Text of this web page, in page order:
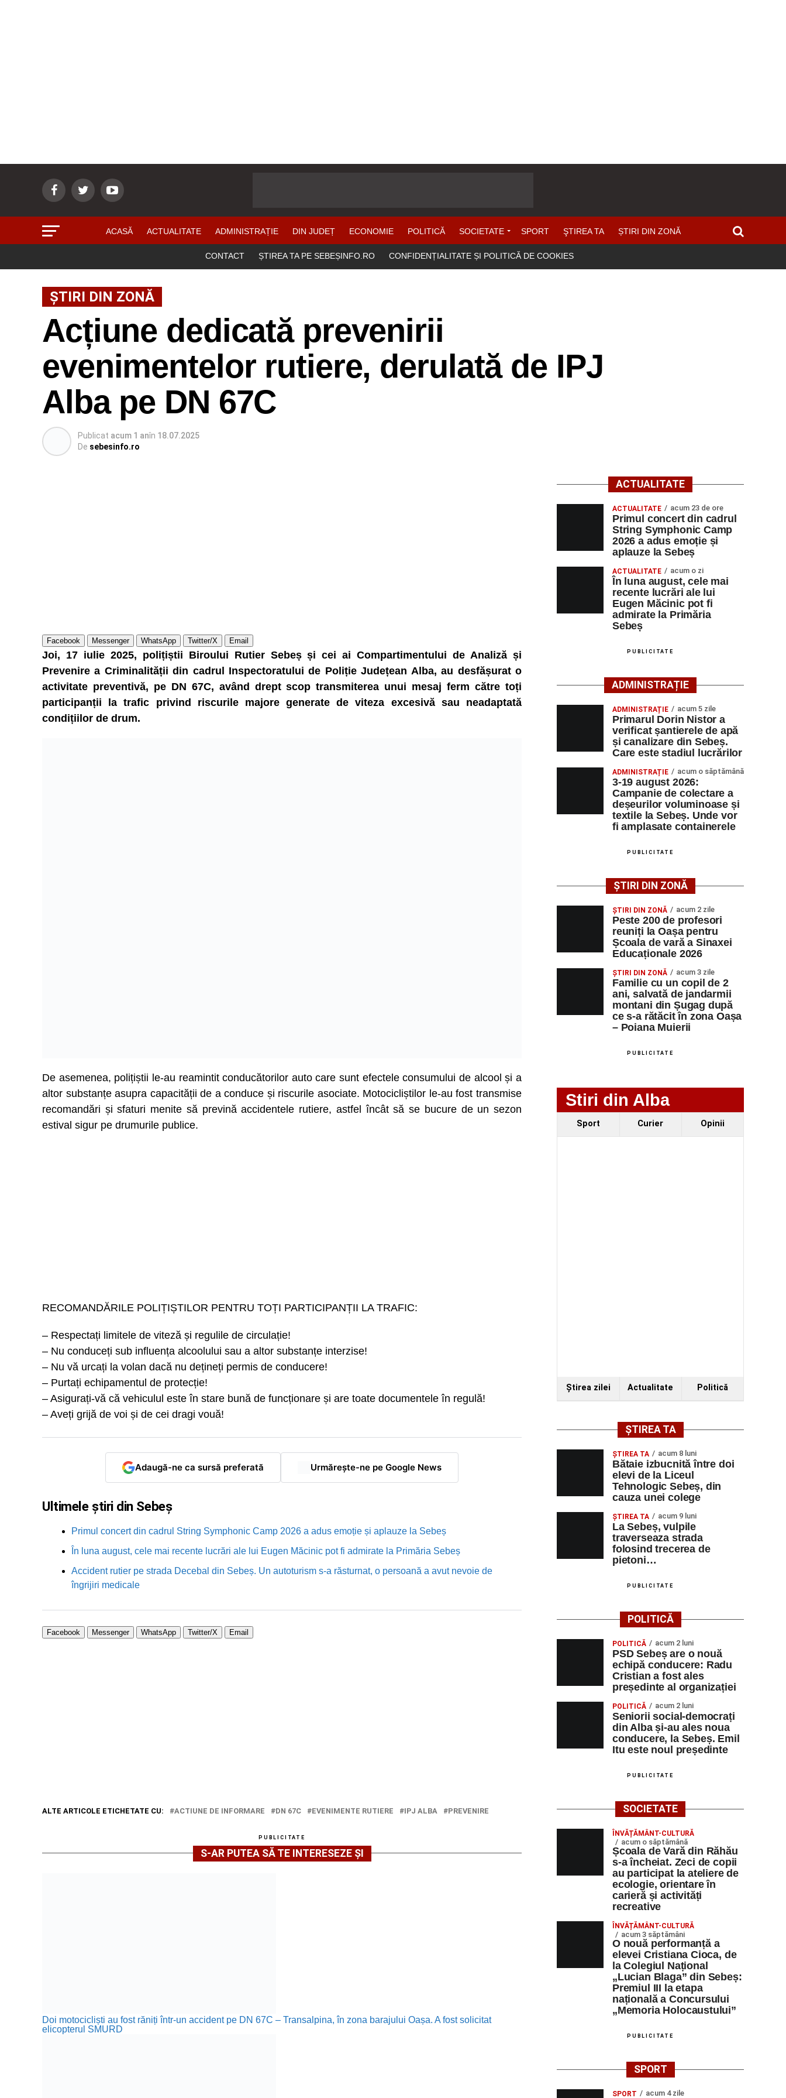
ACASĂ ACTUALITATE ADMINISTRAȚIE DIN JUDEȚ ECONOMIE POLITICĂ SOCIETATE SPORT ŞTIREA TA ȘTIRI DIN ZONĂ
CONTACT ȘTIREA TA PE SEBEȘINFO.RO CONFIDENȚIALITATE ȘI POLITICĂ DE COOKIES
ȘTIRI DIN ZONĂ
Acțiune dedicată prevenirii
evenimentelor rutiere, derulată de IPJ
Alba pe DN 67C
Publicat acum 1 anîn 18.07.2025
De sebesinfo.ro
Facebook Messenger WhatsApp Twitter/X Email
Joi, 17 iulie 2025, polițiștii Biroului Rutier Sebeș și cei ai Compartimentului de Analiză și
Prevenire a Criminalității din cadrul Inspectoratului de Poliție Județean Alba, au desfășurat o
activitate preventivă, pe DN 67C, având drept scop transmiterea unui mesaj ferm către toți
participanții la trafic privind riscurile majore generate de viteza excesivă sau neadaptată
condițiilor de drum.
De asemenea, polițiștii le-au reamintit conducătorilor auto care sunt efectele consumului de alcool și a
altor substanțe asupra capacității de a conduce și riscurile asociate. Motocicliștilor le-au fost transmise
recomandări și sfaturi menite să prevină accidentele rutiere, astfel încât să se bucure de un sezon
estival sigur pe drumurile publice.
RECOMANDĂRILE POLIȚIȘTILOR PENTRU TOȚI PARTICIPANȚII LA TRAFIC:
– Respectați limitele de viteză și regulile de circulație!
– Nu conduceți sub influența alcoolului sau a altor substanțe interzise!
– Nu vă urcați la volan dacă nu dețineți permis de conducere!
– Purtați echipamentul de protecție!
– Asigurați-vă că vehiculul este în stare bună de funcționare și are toate documentele în regulă!
– Aveți grijă de voi și de cei dragi vouă!
Adaugă-ne ca sursă preferată Urmărește-ne pe Google News
Ultimele știri din Sebeș
Primul concert din cadrul String Symphonic Camp 2026 a adus emoție și aplauze la Sebeș
În luna august, cele mai recente lucrări ale lui Eugen Măcinic pot fi admirate la Primăria Sebeș
Accident rutier pe strada Decebal din Sebeș. Un autoturism s-a răsturnat, o persoană a avut nevoie de
îngrijiri medicale
Facebook Messenger WhatsApp Twitter/X Email
ALTE ARTICOLE ETICHETATE CU: ACTIUNE DE INFORMARE DN 67C EVENIMENTE RUTIERE IPJ ALBA PREVENIRE
PUBLICITATE
S-AR PUTEA SĂ TE INTERESEZE ȘI
Doi motocicliști au fost răniți într-un accident pe DN 67C – Transalpina, în zona barajului Oașa. A fost solicitat
elicopterul SMURD
ACTUALITATE
ACTUALITATE acum 23 de ore
Primul concert din cadrul
String Symphonic Camp
2026 a adus emoție și
aplauze la Sebeș
ACTUALITATE acum o zi
În luna august, cele mai
recente lucrări ale lui
Eugen Măcinic pot fi
admirate la Primăria
Sebeș
PUBLICITATE
ADMINISTRAȚIE
ADMINISTRAȚIE acum 5 zile
Primarul Dorin Nistor a
verificat șantierele de apă
și canalizare din Sebeș.
Care este stadiul lucrărilor
ADMINISTRAȚIE acum o săptămână
3-19 august 2026:
Campanie de colectare a
deșeurilor voluminoase și
textile la Sebeș. Unde vor
fi amplasate containerele
PUBLICITATE
ȘTIRI DIN ZONĂ
ȘTIRI DIN ZONĂ acum 2 zile
Peste 200 de profesori
reuniți la Oașa pentru
Școala de vară a Sinaxei
Educaționale 2026
ȘTIRI DIN ZONĂ acum 3 zile
Familie cu un copil de 2
ani, salvată de jandarmii
montani din Șugag după
ce s-a rătăcit în zona Oașa
– Poiana Muierii
PUBLICITATE
Stiri din Alba
Sport Curier Opinii
Ştirea zilei Actualitate Politică
ȘTIREA TA
ŞTIREA TA acum 8 luni
Bătaie izbucnită între doi
elevi de la Liceul
Tehnologic Sebeș, din
cauza unei colege
ŞTIREA TA acum 9 luni
La Sebeș, vulpile
traverseaza strada
folosind trecerea de
pietoni…
PUBLICITATE
POLITICĂ
POLITICĂ acum 2 luni
PSD Sebeș are o nouă
echipă conducere: Radu
Cristian a fost ales
președinte al organizației
POLITICĂ acum 2 luni
Seniorii social-democrați
din Alba și-au ales noua
conducere, la Sebeș. Emil
Itu este noul președinte
PUBLICITATE
SOCIETATE
ÎNVĂȚĂMÂNT-CULTURĂ
acum o săptămână
Școala de Vară din Răhău
s-a încheiat. Zeci de copii
au participat la ateliere de
ecologie, orientare în
carieră și activități
recreative
ÎNVĂȚĂMÂNT-CULTURĂ
acum 3 săptămâni
O nouă performanță a
elevei Cristiana Cioca, de
la Colegiul Național
„Lucian Blaga” din Sebeș:
Premiul III la etapa
națională a Concursului
„Memoria Holocaustului”
PUBLICITATE
SPORT
SPORT acum 4 zile